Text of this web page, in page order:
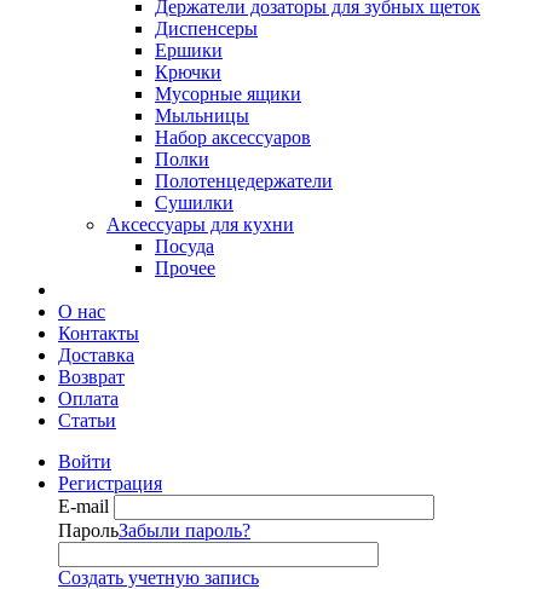
Держатели дозаторы для зубных щеток
Диспенсеры
Ершики
Крючки
Мусорные ящики
Мыльницы
Набор аксессуаров
Полки
Полотенцедержатели
Сушилки
Аксессуары для кухни
Посуда
Прочее
О нас
Контакты
Доставка
Возврат
Оплата
Статьи
Войти
Регистрация
E-mail
ПарольЗабыли пароль?
Создать учетную запись